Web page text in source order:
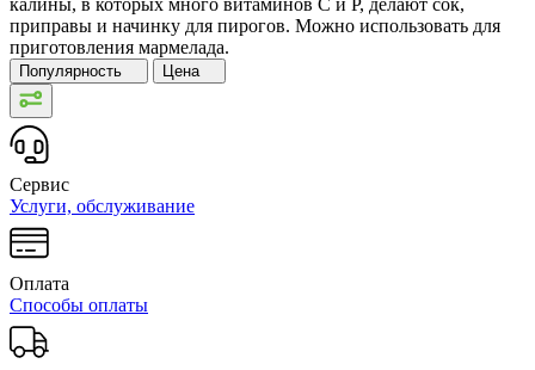
приправы и начинку для пирогов. Можно использовать для
приготовления мармелада.
Популярность Цена
Сервис
Услуги, обслуживание
Оплата
Способы оплаты